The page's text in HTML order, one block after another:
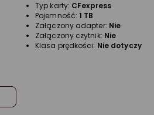
Typ karty: CFexpress
Pojemność: 1 TB
Załączony adapter: Nie
Załączony czytnik: Nie
Klasa prędkości: Nie dotyczy